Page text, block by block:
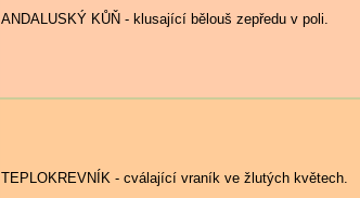
ANDALUSKÝ KŮŇ - klusající bělouš zepředu v poli.
TEPLOKREVNÍK - cválající vraník ve žlutých květech.